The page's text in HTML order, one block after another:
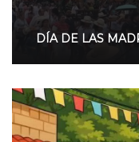
DÍA DE LAS